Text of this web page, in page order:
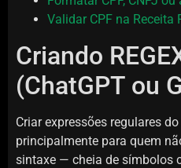
Validar CPF na Receita
Criando
(ChatGPT ou
Criar expressões regulares
principalmente para quem
sintaxe — cheia de símbolos